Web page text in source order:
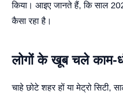
किया। आइए जानते हैं, कि साल
कैसा रहा है।
लोगों के खूब चले काम-
चाहे छोटे शहर हों या मेट्रो सिटी,